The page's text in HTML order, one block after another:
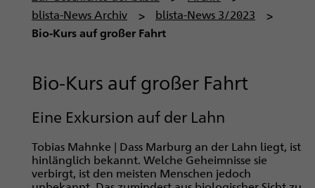
d
n
a
t
o
blista-News Archiv
blista-News 3/2023
Bio-Kurs auf großer Fahrt
Bio-Kurs auf großer Fahrt
Eine Exkursion auf der Lahn
Tobias Mahnke | Dass Marburg an der Lahn liegt, ist
hinlänglich bekannt. Welche Geheimnisse sie
verbirgt, ist den meisten Menschen jedoch